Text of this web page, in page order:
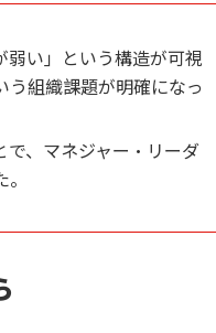
弱い」という構造が可視
組織課題が明確になっ
、マネジャー・リーダ